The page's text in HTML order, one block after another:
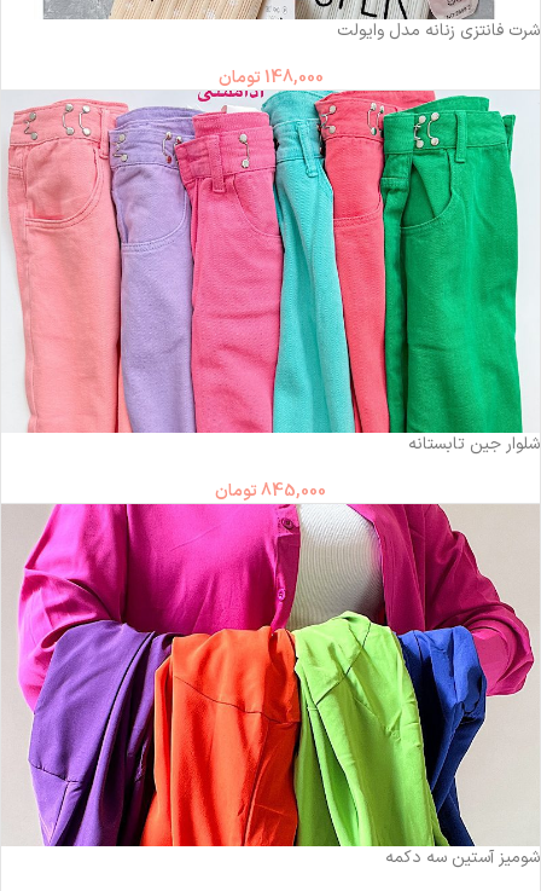
شرت فانتزی زنانه مدل وایولت
148,000 تومان
شلوار جین تابستانه
845,000تومان
شومیز آستین سه دکمه